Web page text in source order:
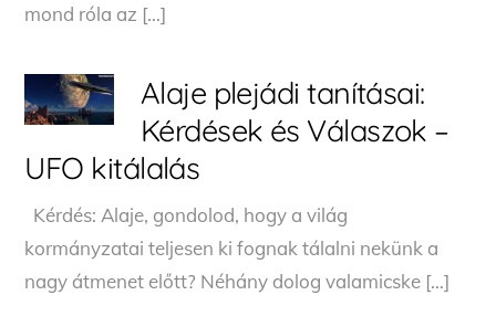
mond róla az […]
Alaje plejádi tanításai:
Kérdések és Válaszok –
UFO kitálalás
Kérdés: Alaje, gondolod, hogy a világ
kormányzatai teljesen ki fognak tálalni nekünk a
nagy átmenet előtt? Néhány dolog valamicske […]